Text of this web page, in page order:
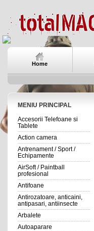
Home
MENIU PRINCIPAL
Accesorii Telefoane si
Tablete
Action camera
Antrenament / Sport /
Echipamente
AirSoft / Paintball
profesional
Antifoane
Antirozatoare, anticaini,
antipasari, antiinsecte
Arbalete
Autoaparare